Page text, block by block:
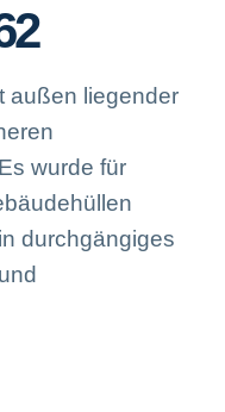
außen liegender
wurde für
durchgängiges